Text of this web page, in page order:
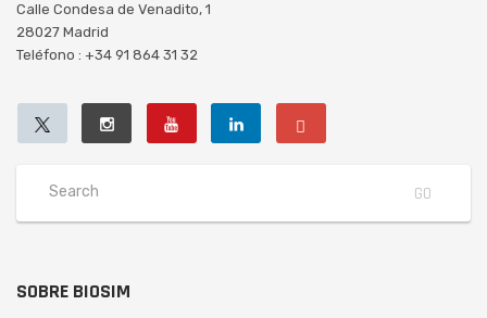
Calle Condesa de Venadito, 1
28027 Madrid
Teléfono : +34 91 864 31 32
SOBRE BIOSIM